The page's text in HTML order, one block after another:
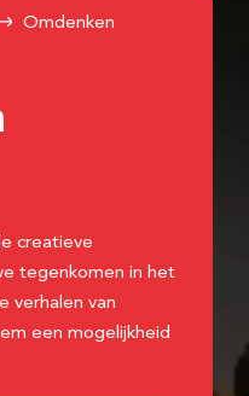
Omdenken
creatieve
tegenkomen in het
verhalen van
een mogelijkheid